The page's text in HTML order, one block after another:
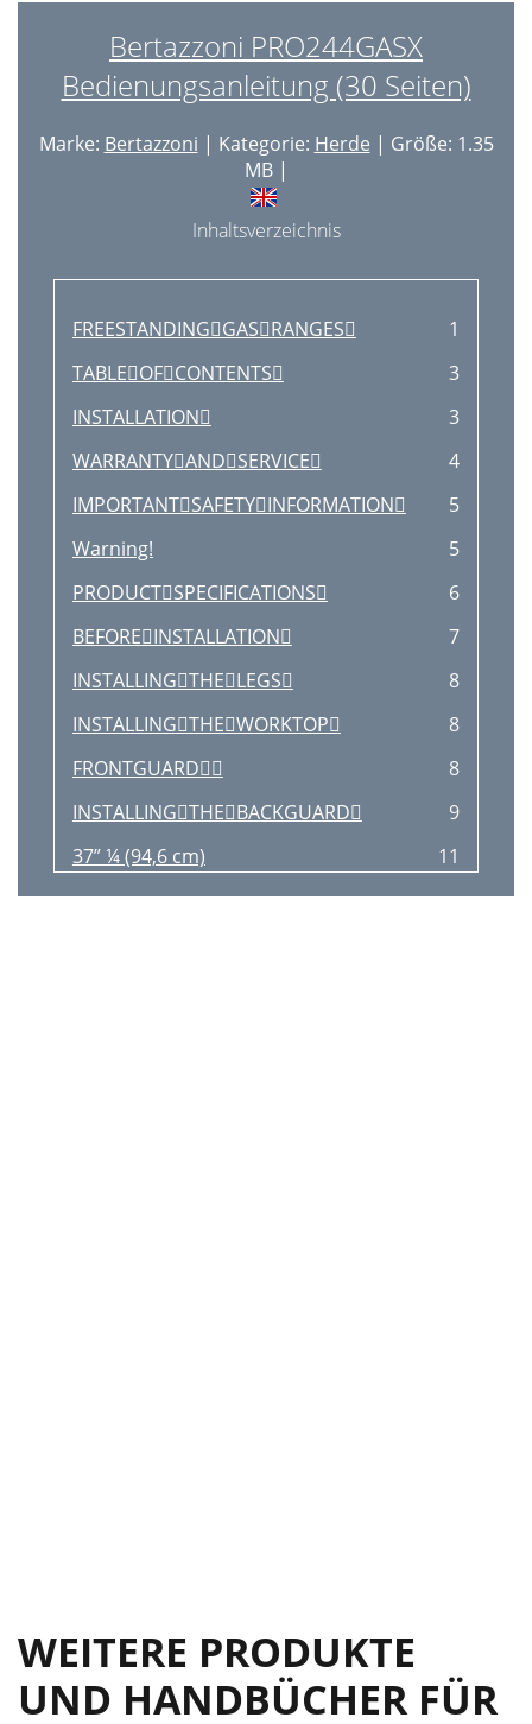
Bertazzoni PRO244GASX
Bedienungsanleitung (30 Seiten)
Marke: Bertazzoni | Kategorie: Herde | Größe: 1.35
MB |
Inhaltsverzeichnis
FREESTANDINGGASRANGES
1
TABLEOFCONTENTS
3
INSTALLATION
3
WARRANTYANDSERVICE
4
IMPORTANTSAFETYINFORMATION
5
Warning!
5
PRODUCTSPECIFICATIONS
6
BEFOREINSTALLATION
7
INSTALLINGTHELEGS
8
INSTALLINGTHEWORKTOP
8
FRONTGUARD
8
INSTALLINGTHEBACKGUARD
9
37” ¼ (94,6 cm)
11
ELECTRICALCONNECTION
12
WEITERE PRODUKTE
UND HANDBÜCHER FÜR